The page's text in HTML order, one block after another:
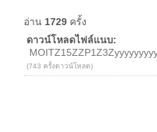
อ่าน 1729 ครั้ง
ดาวน์โหลดไฟล์แนบ:
(743 ครั้งดาวน์โหลด)